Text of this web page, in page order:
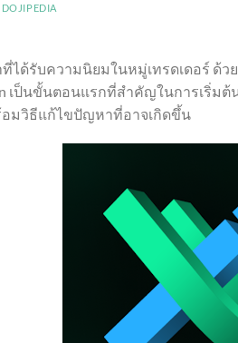
DOJIPEDIA
ได้รับความนิยมในหมู่เทรดเดอร์ ด้
เป็นขั้นตอนแรกที่สำคัญในการเริ่
อมวิธีแก้ไขปัญหาที่อาจเกิดขึ้น